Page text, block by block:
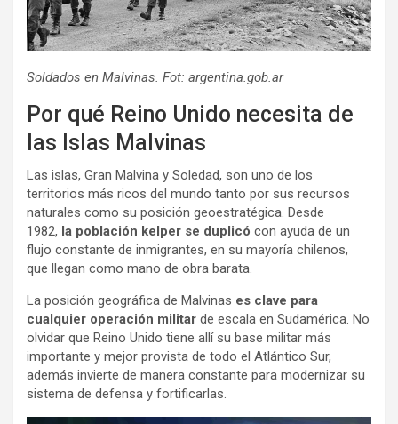
Soldados en Malvinas. Fot: argentina.gob.ar
Por qué Reino Unido necesita de
las Islas Malvinas
Las islas, Gran Malvina y Soledad, son uno de los
territorios más ricos del mundo tanto por sus recursos
naturales como su posición geoestratégica. Desde
1982, la población kelper se duplicó con ayuda de un
flujo constante de inmigrantes, en su mayoría chilenos,
que llegan como mano de obra barata.
La posición geográfica de Malvinas es clave para
cualquier operación militar de escala en Sudamérica. No
olvidar que Reino Unido tiene allí su base militar más
importante y mejor provista de todo el Atlántico Sur,
además invierte de manera constante para modernizar su
sistema de defensa y fortificarlas.